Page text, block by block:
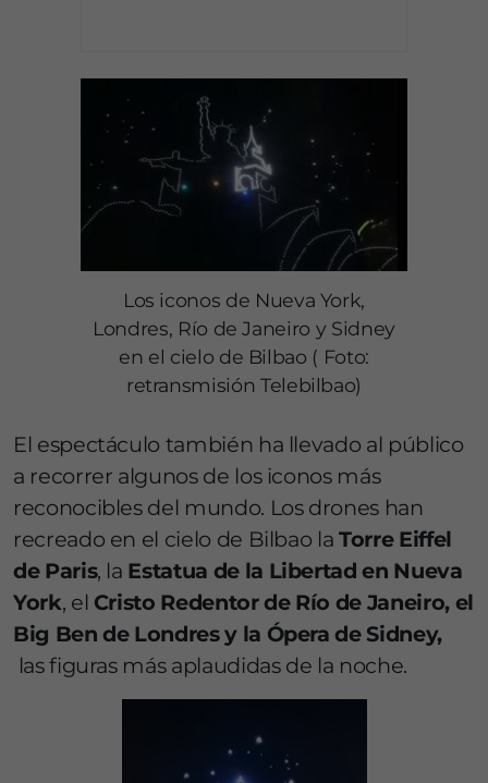
Los iconos de Nueva York,
Londres, Río de Janeiro y Sidney
en el cielo de Bilbao ( Foto:
retransmisión Telebilbao)
El espectáculo también ha llevado al público
a recorrer algunos de los iconos más
reconocibles del mundo. Los drones han
recreado en el cielo de Bilbao laTorre Eiffel
de Paris, la Estatua de la Libertad en Nueva
York, el Cristo Redentor de Río de Janeiro, el
Big Ben de Londres y la Ópera de Sidney,
las figuras más aplaudidas de la noche.